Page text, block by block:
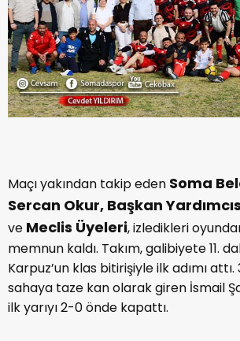
Maçı yakından takip eden Soma
Sercan Okur, Başkan
ve Meclis Üyeleri, izledikleri
memnun kaldı. Takım, galibiyete 11.
Karpuz’un klas bitirişiyle ilk adımı
sahaya taze kan olarak giren İsmail
ilk yarıyı 2-0 önde kapattı.